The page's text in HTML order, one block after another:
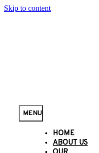
Skip to content
MENU
HOME
ABOUT US